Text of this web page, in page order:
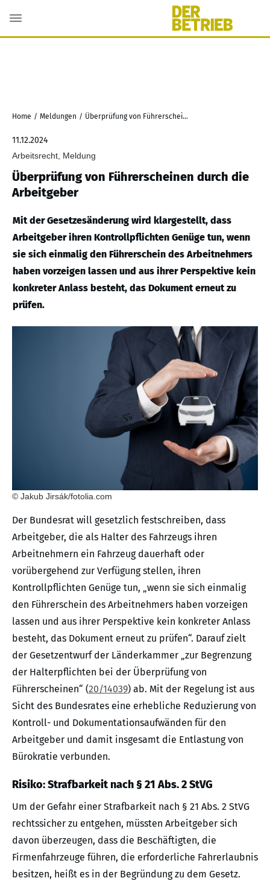
Home / Meldungen / Überprüfung von Führerscheinen durch die Arbeitgeber
11.12.2024
Arbeitsrecht, Meldung
Überprüfung von Führerscheinen durch die
Arbeitgeber
Mit der Gesetzesänderung wird klargestellt, dass
Arbeitgeber ihren Kontrollpflichten Genüge tun, wenn
sie sich einmalig den Führerschein des Arbeitnehmers
haben vorzeigen lassen und aus ihrer Perspektive kein
konkreter Anlass besteht, das Dokument erneut zu
prüfen.
© Jakub Jirsák/fotolia.com
Der Bundesrat will gesetzlich festschreiben, dass
Arbeitgeber, die als Halter des Fahrzeugs ihren
Arbeitnehmern ein Fahrzeug dauerhaft oder
vorübergehend zur Verfügung stellen, ihren
Kontrollpflichten Genüge tun, „wenn sie sich einmalig
den Führerschein des Arbeitnehmers haben vorzeigen
lassen und aus ihrer Perspektive kein konkreter Anlass
besteht, das Dokument erneut zu prüfen“. Darauf zielt
der Gesetzentwurf der Länderkammer „zur Begrenzung
der Halterpflichten bei der Überprüfung von
Führerscheinen“ (20/14039) ab. Mit der Regelung ist aus
Sicht des Bundesrates eine erhebliche Reduzierung von
Kontroll- und Dokumentationsaufwänden für den
Arbeitgeber und damit insgesamt die Entlastung von
Bürokratie verbunden.
Risiko: Strafbarkeit nach § 21 Abs. 2 StVG
Um der Gefahr einer Strafbarkeit nach § 21 Abs. 2 StVG
rechtssicher zu entgehen, müssten Arbeitgeber sich
davon überzeugen, dass die Beschäftigten, die
Firmenfahrzeuge führen, die erforderliche Fahrerlaubnis
besitzen, heißt es in der Begründung zu dem Gesetz.